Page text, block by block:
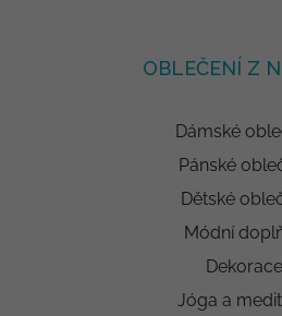
OBLEČENÍ Z
Dámské
Pánské
Dětské
Módní
Dekorace
Jóga a